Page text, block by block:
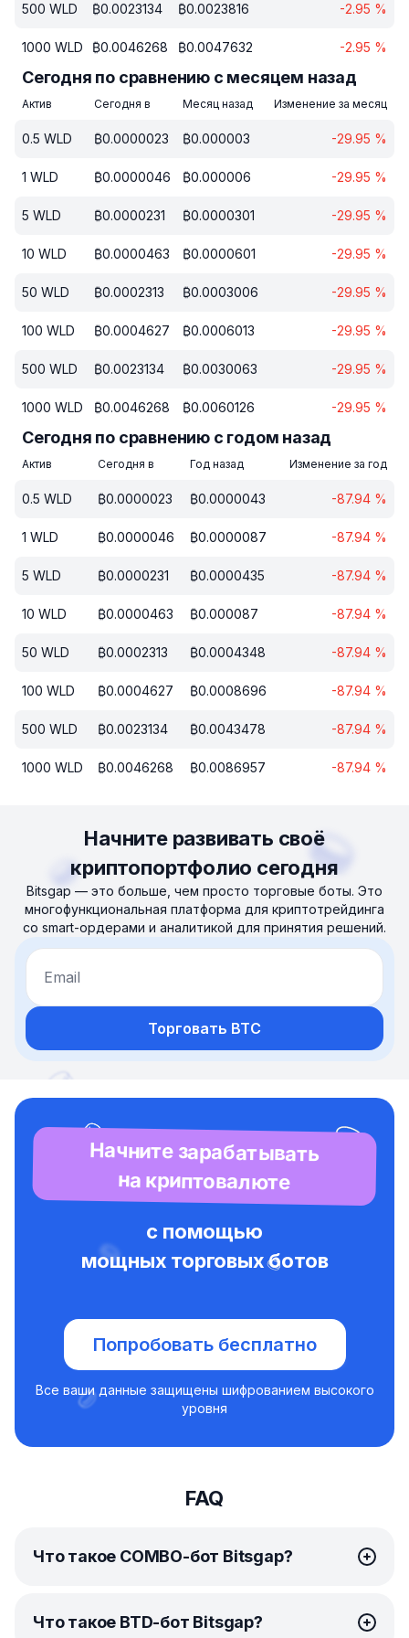
500 WLD ₿0.0023134 ₿0.0023816 -2.95 %
1000 WLD ₿0.0046268 ₿0.0047632 -2.95 %
Сегодня по сравнению с месяцем назад
Актив Сегодня в Месяц назад Изменение за месяц
0.5 WLD ₿0.0000023 ₿0.000003 -29.95 %
1 WLD ₿0.0000046 ₿0.000006 -29.95 %
5 WLD ₿0.0000231 ₿0.0000301 -29.95 %
10 WLD ₿0.0000463 ₿0.0000601 -29.95 %
50 WLD ₿0.0002313 ₿0.0003006 -29.95 %
100 WLD ₿0.0004627 ₿0.0006013 -29.95 %
500 WLD ₿0.0023134 ₿0.0030063 -29.95 %
1000 WLD ₿0.0046268 ₿0.0060126 -29.95 %
Сегодня по сравнению с годом назад
Актив Сегодня в Год назад Изменение за год
0.5 WLD ₿0.0000023 ₿0.0000043 -87.94 %
1 WLD ₿0.0000046 ₿0.0000087 -87.94 %
5 WLD ₿0.0000231 ₿0.0000435 -87.94 %
10 WLD ₿0.0000463 ₿0.000087 -87.94 %
50 WLD ₿0.0002313 ₿0.0004348 -87.94 %
100 WLD ₿0.0004627 ₿0.0008696 -87.94 %
500 WLD ₿0.0023134 ₿0.0043478 -87.94 %
1000 WLD ₿0.0046268 ₿0.0086957 -87.94 %
Начните развивать своё
криптопортфолио сегодня
Bitsgap — это больше, чем просто торговые боты. Это
многофункциональная платформа для криптотрейдинга
со smart-ордерами и аналитикой для принятия решений.
Email
Торговать BTC
Начните зарабатывать
на криптовалюте
с помощью
мощных торговых ботов
Попробовать бесплатно
Все ваши данные защищены шифрованием высокого
уровня
FAQ
Что такое COMBO-бот Bitsgap?
COMBO-бот
Bitsgap — это по-настоящему
уникальное решение для автоматического
Что такое BTD-бот Bitsgap?